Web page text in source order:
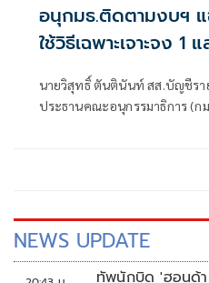
อนุกมธ.ติดตามงบฯ
ใช้วิธีเฉพาะเจาะจง 1
ประเทศ เอื้อทุจริตงบ
นายวิสุทธิ์ ตันตินันท์ สส.บัญชีร
ประธานคณะอนุกรรมาธิการ (ก
NEWS UPDATE
ทัพนักบิด 'ฮอนด้า